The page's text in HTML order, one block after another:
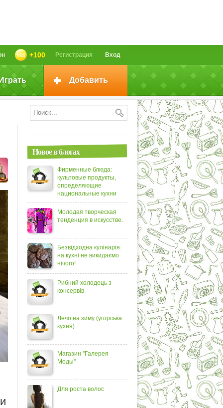
Вход
Регистрация
+100
Добавить
Новое в блогах
Фирменные блюда:
культовые продукты,
определяющие
национальные кухни
Молодая творческая
тенденция в искусстве.
Безвідходна кулінарія:
на кухні не викидаємо
нічого!
Рибний холодець з
консервів
Лечо на зиму (угорська
кухня)
Магазин "Галерея
Моды"
Для роста волос